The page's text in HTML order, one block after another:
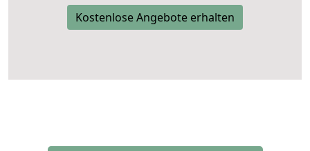
Kostenlose Angebote erhalten